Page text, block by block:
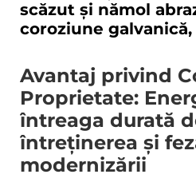
scăzut și nămol
coroziune
Avantaj privind
Proprietate:
întreaga durată
întreținerea și
modernizării